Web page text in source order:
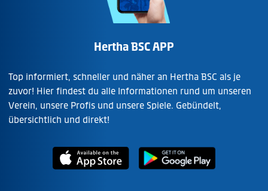
Hertha BSC APP
Top informiert, schneller und näher an Hertha BSC als je
zuvor! Hier findest du alle Informationen rund um unseren
Verein, unsere Profis und unsere Spiele. Gebündelt,
übersichtlich und direkt!